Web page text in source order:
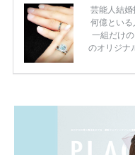
芸能人結
何億とい
一組だけ
のオリジナ
のを形にす
注品との